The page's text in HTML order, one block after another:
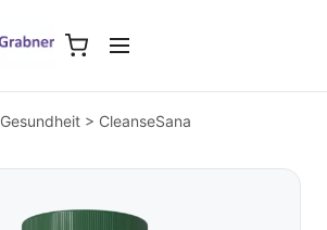
Gesundheit > CleanseSana